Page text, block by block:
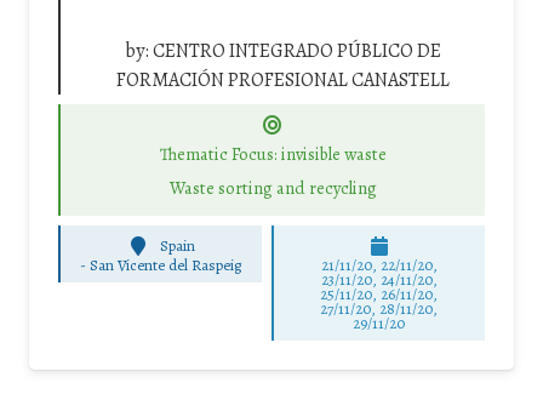
by:CENTRO INTEGRADO PÚBLICO DE
FORMACIÓN PROFESIONAL CANASTELL
Thematic Focus: invisible waste
Waste sorting and recycling
Spain
-San Vicente del Raspeig 21/11/20, 22/11/20,
23/11/20, 24/11/20,
25/11/20, 26/11/20,
27/11/20, 28/11/20,
29/11/20